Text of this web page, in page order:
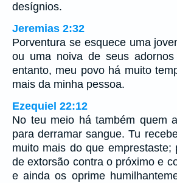
desígnios.
Jeremias 2:32
Porventura se esquece uma
ou uma noiva de seus
entanto, meu povo há muito
mais da minha pessoa.
Ezequiel 22:12
No teu meio há também quem
para derramar sangue. Tu
muito mais do que emprestaste;
de extorsão contra o próximo e
e ainda os oprime